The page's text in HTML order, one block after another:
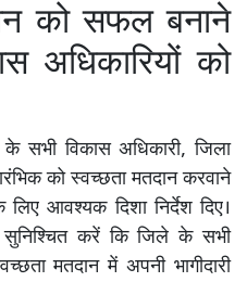
को सफल बनाने
अधिकारियों को
विकास अधिकारी, जिला
को स्वच्छता मतदान करवाने
आवश्यक दिशा निर्देश दिए।
करें कि जिले के सभी
मतदान में अपनी भागीदारी